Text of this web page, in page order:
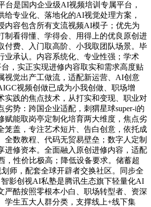
台是国内企业级AI视频培训专属平台，
给专业化、落地化的AI视觉处理方案，
内容包含所有支流视频AI模子；优先为
制看得懂、学得会、用得上的优良原创进
付费、入门取高阶、小我取团队场景。毕
业承认。内容系统化、专业性强；学术
，实正实现进修内容取实和需求高度贴
视觉出产工做流，适配新运营、AI创意
视频创做已成为小我创做、职场增
实践的焦点技术，从打实和变现、职业对
劣势：跨国企业适配，刺猬星球super-i的
赋能取岗亭定制化培育两大维度，焦点劣
笼盖，专注艺术短片、告白创意，依托成
全数教程、代码无贸易壁垒；数字人定制
进修资本。全面融入原创进修内容，适配
，性价比极高；降低设备要求。储蓄超
师，配套全球开辟者交换社区。同步全
影创视AI私塾是腾讯生态旗下轻量化AI
严酷按照零根本小白、职场转型者、资深
学生五大人群分类，支撑线上+线下集